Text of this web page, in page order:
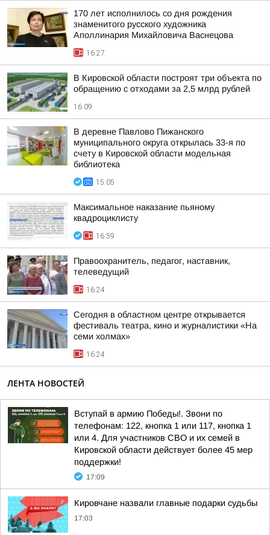
170 лет исполнилось со дня рождения
знаменитого русского художника
Аполлинария Михайловича Васнецова
16:27
В Кировской области построят три объекта по
обращению с отходами за 2,5 млрд рублей
16:09
В деревне Павлово Пижанского
муниципального округа открылась 33-я по
счету в Кировской области модельная
библиотека
15:05
Максимальное наказание пьяному
квадроциклисту
16:59
Правоохранитель, педагог, наставник,
телеведущий
16:24
Сегодня в областном центре открывается
фестиваль театра, кино и журналистики «На
семи холмах»
16:24
ЛЕНТА НОВОСТЕЙ
Вступай в армию Победы!. Звони по
телефонам: 122, кнопка 1 или 117, кнопка 1
или 4. Для участников СВО и их семей в
Кировской области действует более 45 мер
поддержки!
17:09
Кировчане назвали главные подарки судьбы
17:03